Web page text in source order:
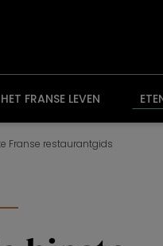
HET FRANSE LEVEN
Franse restaurantgids